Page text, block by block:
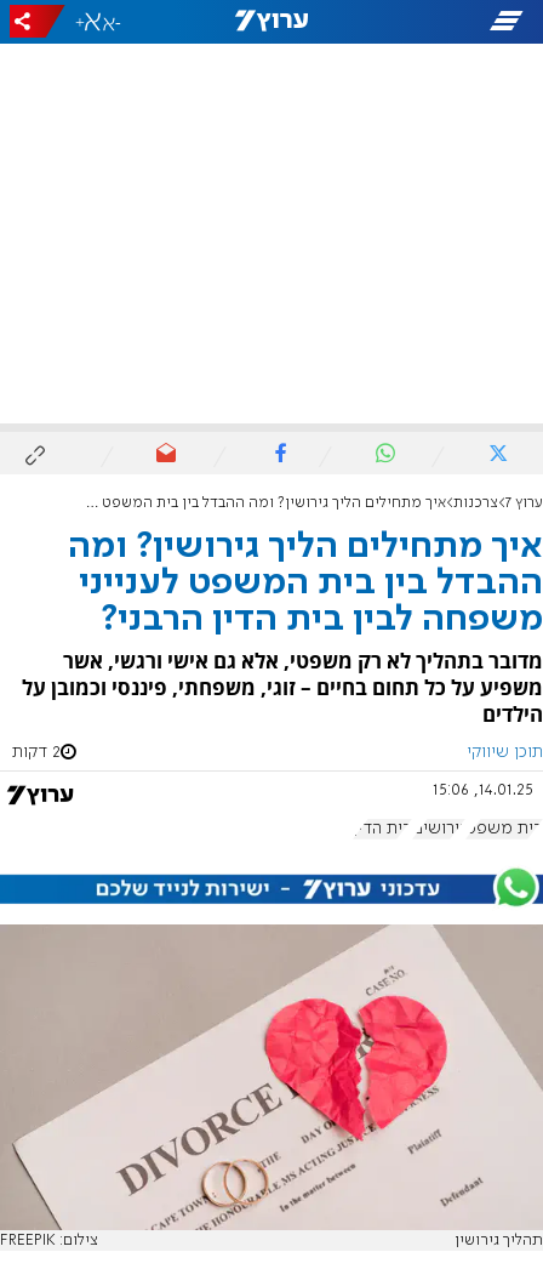
-
+
ערוץ 7 צרכנות איך מתחילים הליך גירושין? ומה ההבדל בין בית המשפט לענייני משפחה לבין בית הדין הרבני?
איך מתחילים הליך גירושין? ומה
ההבדל בין בית המשפט לענייני
משפחה לבין בית הדין הרבני?
מדובר בתהליך לא רק משפטי, אלא גם אישי ורגשי, אשר
משפיע על כל תחום בחיים – זוגי, משפחתי, פיננסי וכמובן על
הילדים
תוכן שיווקי 2 דקות
14.01.25, 15:06
בית משפט גירושים בית הדין
תהליך גירושין צילום: FREEPIK